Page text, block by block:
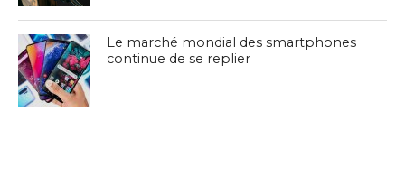
Le marché mondial des smartphones
continue de se replier